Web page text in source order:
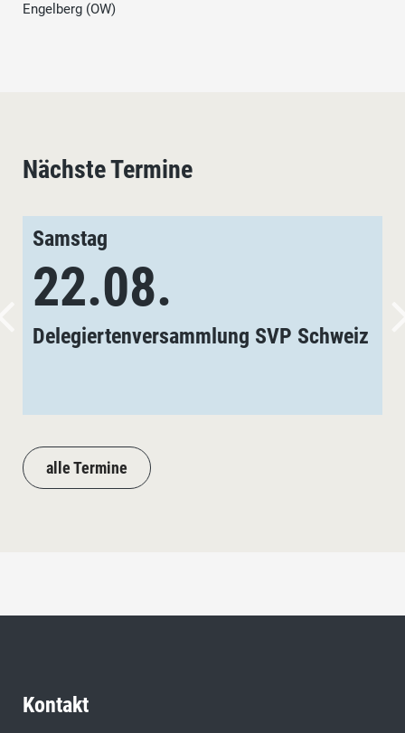
Engelberg (OW)
Nächste Termine
Samstag
22.08.
Delegiertenversammlung SVP Schweiz
alle Termine
Kontakt